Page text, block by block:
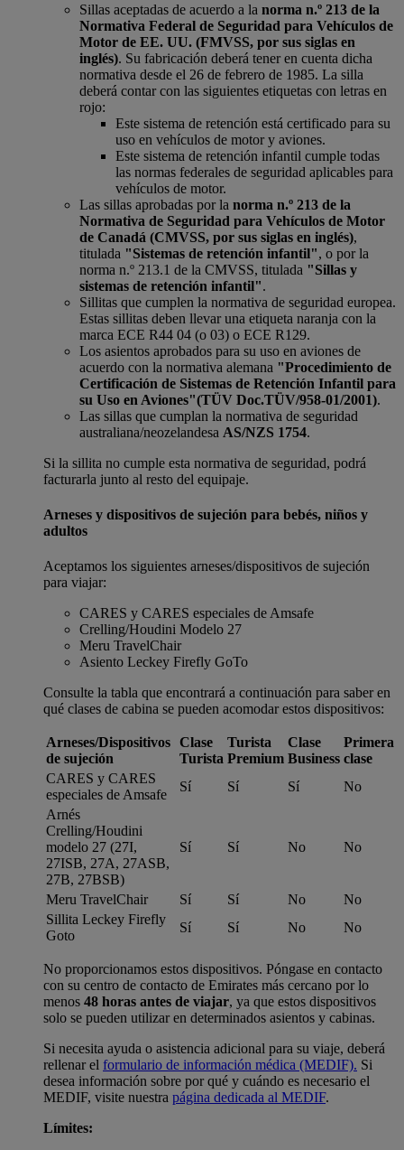
Sillas aceptadas de acuerdo a la norma n.º 213 de la
Normativa Federal de Seguridad para Vehículos de
Motor de EE. UU. (FMVSS, por sus siglas en
inglés). Su fabricación deberá tener en cuenta dicha
normativa desde el 26 de febrero de 1985. La silla
deberá contar con las siguientes etiquetas con letras en
rojo:
Este sistema de retención está certificado para su
uso en vehículos de motor y aviones.
Este sistema de retención infantil cumple todas
las normas federales de seguridad aplicables para
vehículos de motor.
Las sillas aprobadas por la norma n.º 213 de la
Normativa de Seguridad para Vehículos de Motor
de Canadá (CMVSS, por sus siglas en inglés),
titulada "Sistemas de retención infantil", o por la
norma n.º 213.1 de la CMVSS, titulada "Sillas y
sistemas de retención infantil".
Sillitas que cumplen la normativa de seguridad europea.
Estas sillitas deben llevar una etiqueta naranja con la
marca ECE R44 04 (o 03) o ECE R129.
Los asientos aprobados para su uso en aviones de
acuerdo con la normativa alemana "Procedimiento de
Certificación de Sistemas de Retención Infantil para
su Uso en Aviones"(TÜV Doc.TÜV/958-01/2001).
Las sillas que cumplan la normativa de seguridad
australiana/neozelandesa AS/NZS 1754.
Si la sillita no cumple esta normativa de seguridad, podrá
facturarla junto al resto del equipaje.
Arneses y dispositivos de sujeción para bebés, niños y
adultos
Aceptamos los siguientes arneses/dispositivos de sujeción
para viajar:
CARES y CARES especiales de Amsafe
Crelling/Houdini Modelo 27
Meru TravelChair
Asiento Leckey Firefly GoTo
Consulte la tabla que encontrará a continuación para saber en
qué clases de cabina se pueden acomodar estos dispositivos:
Arneses/Dispositivos
de sujeción
Clase
Turista
Turista
Premium
Clase
Business
Primera
clase
CARES y CARES
especiales de Amsafe
Sí Sí Sí
No
Arnés
Crelling/Houdini
modelo 27 (27I,
27ISB, 27A, 27ASB,
27B, 27BSB)
Sí Sí No No
Meru TravelChair Sí Sí No
No
Sillita Leckey Firefly
Goto
Sí Sí No No
No proporcionamos estos dispositivos. Póngase en contacto
con su centro de contacto de Emirates más cercano por lo
menos 48 horas antes de viajar, ya que estos dispositivos
solo se pueden utilizar en determinados asientos y cabinas.
Si necesita ayuda o asistencia adicional para su viaje, deberá
rellenar el formulario de información médica (MEDIF). Si
desea información sobre por qué y cuándo es necesario el
MEDIF, visite nuestra página dedicada al MEDIF.
Límites: